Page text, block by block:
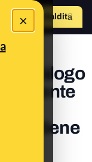
×
Hazte Maldito
catálogo
tiene